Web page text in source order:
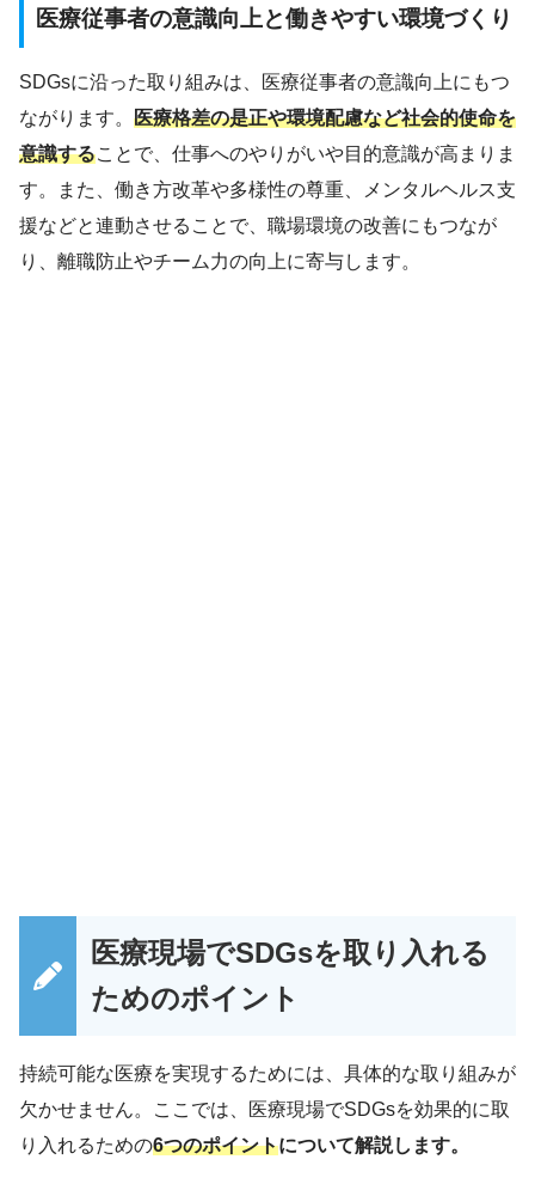
医療従事者の意識向上と働きやすい環境づくり
SDGsに沿った取り組みは、医療従事者の意識向上にもつ
ながります。 医療格差の是正や環境配慮など社会的使命を
意識することで、仕事へのやりがいや目的意識が高まりま
す。また、働き方改革や多様性の尊重、メンタルヘルス支
援などと連動させることで、職場環境の改善にもつなが
り、離職防止やチーム力の向上に寄与します。
医療現場でSDGsを取り入れる
ためのポイント
持続可能な医療を実現するためには、具体的な取り組みが
欠かせません。ここでは、医療現場でSDGsを効果的に取
り入れるための6つのポイントについて解説します。